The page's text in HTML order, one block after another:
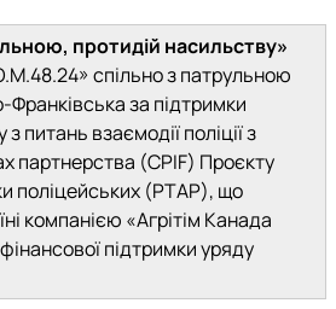
протидій насильству»
спільно з патрульною
Франківська за підтримки
питань взаємодії поліції з
партнерства (CPIF) Проєкту
поліцейських (PTAP), що
компанією «Агрітім Канада
підтримки уряду